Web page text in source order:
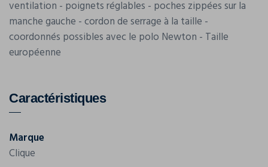
ventilation - poignets réglables - poches zippées sur la
manche gauche - cordon de serrage à la taille -
coordonnés possibles avec le polo Newton - Taille
européenne
Caractéristiques
Marque
Clique